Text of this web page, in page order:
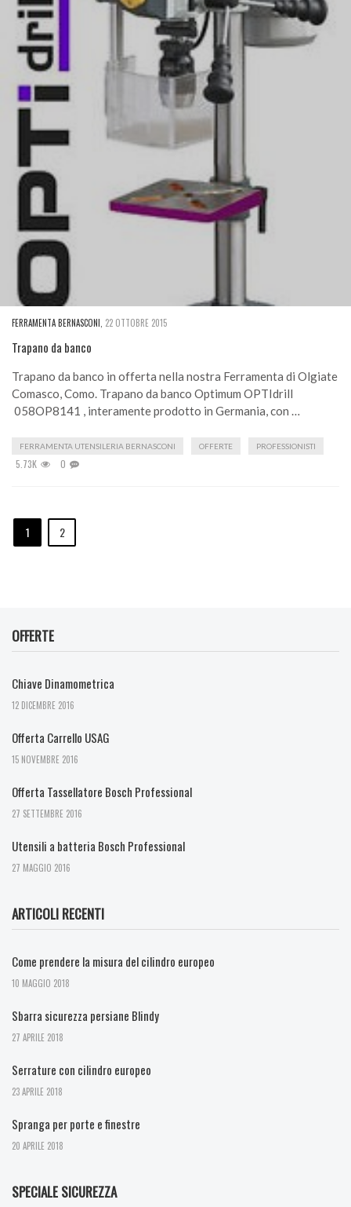
FERRAMENTA BERNASCONI 22 OTTOBRE 2015
Trapano da banco
Trapano da banco in offerta nella nostra Ferramenta di Olgiate
Comasco, Como. Trapano da banco Optimum OPTIdrill
058OP8141 , interamente prodotto in Germania, con …
FERRAMENTA UTENSILERIA BERNASCONI OFFERTE PROFESSIONISTI
5.73K 0
1 2
OFFERTE
Chiave Dinamometrica
12 DICEMBRE 2016
Offerta Carrello USAG
15 NOVEMBRE 2016
Offerta Tassellatore Bosch Professional
27 SETTEMBRE 2016
Utensili a batteria Bosch Professional
27 MAGGIO 2016
ARTICOLI RECENTI
Come prendere la misura del cilindro europeo
10 MAGGIO 2018
Sbarra sicurezza persiane Blindy
27 APRILE 2018
Serrature con cilindro europeo
23 APRILE 2018
Spranga per porte e finestre
20 APRILE 2018
SPECIALE SICUREZZA